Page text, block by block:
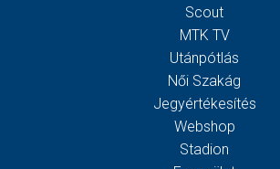
Scout
MTK TV
Utánpótlás
Női Szakág
Jegyértékesítés
Webshop
Stadion